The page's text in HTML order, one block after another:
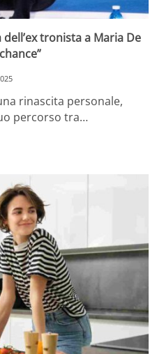
tronista a Maria De
rinascita personale,
percorso tra…